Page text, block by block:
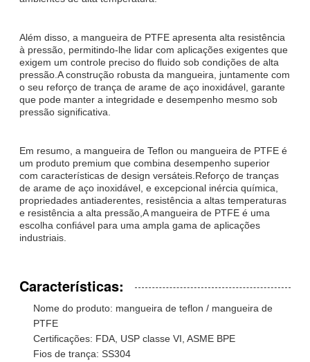
Além disso, a mangueira de PTFE apresenta alta resistência
à pressão, permitindo-lhe lidar com aplicações exigentes que
exigem um controle preciso do fluido sob condições de alta
pressão.A construção robusta da mangueira, juntamente com
o seu reforço de trança de arame de aço inoxidável, garante
que pode manter a integridade e desempenho mesmo sob
pressão significativa.
Em resumo, a mangueira de Teflon ou mangueira de PTFE é
um produto premium que combina desempenho superior
com características de design versáteis.Reforço de tranças
de arame de aço inoxidável, e excepcional inércia química,
propriedades antiaderentes, resistência a altas temperaturas
e resistência a alta pressão,A mangueira de PTFE é uma
escolha confiável para uma ampla gama de aplicações
industriais.
Características:
Nome do produto: mangueira de teflon / mangueira de
PTFE
Certificações: FDA, USP classe VI, ASME BPE
Fios de trança: SS304